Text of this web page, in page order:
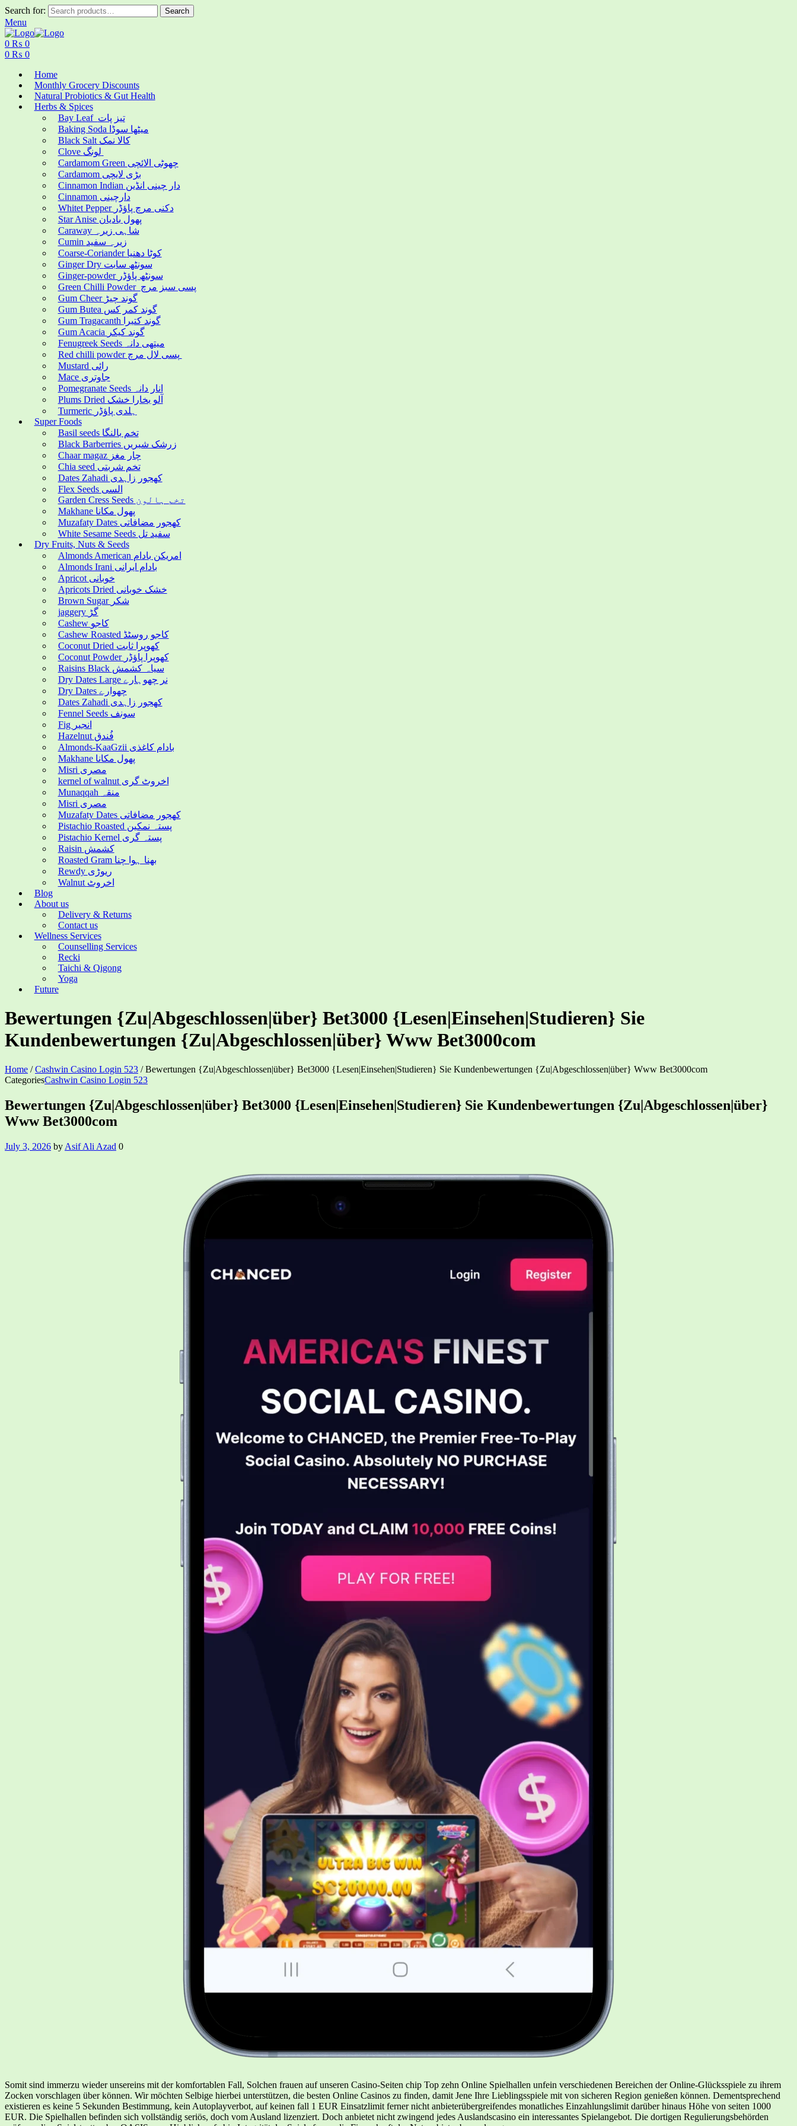
Search for: Search
Menu
0 ₨ 0
0 ₨ 0
Home
Monthly Grocery Discounts
Natural Probiotics & Gut Health
Herbs & Spices
Bay Leaf تیز پات
Baking Soda میٹھا سوڈا
Black Salt کالا نمک
Cardamom Green چھوٹی الائچی
Cardamom بڑی لایچی
Cinnamon Indian دار چینی انڈین
Cinnamon دارچینی
Whitet Pepper دکنی مرچ پاؤڈر
Star Anise پھول بادیان
Caraway شاہی زیرہ
Cumin زیرہ سفید
Coarse-Coriander کوٹا دھنیا
Ginger Dry سونٹھ سابت
Ginger-powder سونٹھ پاؤڈر
Green Chilli Powder پسی سبز مرچ
Gum Cheer گوند چیڑ
Gum Butea گوند کمر کس
Gum Tragacanth گوند کتیرا
Gum Acacia گوند کیکر
Fenugreek Seeds میتھی دانہ
Mustard رائی
Mace جاوتری
Pomegranate Seeds انار دانہ
Plums Dried آلو بخارا خشک
Turmeric ہلدی پاؤڈر
Super Foods
Basil seeds تخم بالنگا
Black Barberries زرشک شیریں
Chaar magaz چار مغز
Chia seed تخم شربتی
Dates Zahadi کھجور زاہدی
Flex Seeds السی
Garden Cress Seeds تخم ہالون
Makhane پھول مکانا
Muzafaty Dates کھجور مضافاتی
White Sesame Seeds سفید تل
Dry Fruits, Nuts & Seeds
Almonds American امریکن بادام
Almonds Irani بادام ایرانی
Apricot خوبانی
Apricots Dried خشک خوبانی
Brown Sugar شکر
jaggery گڑ
Cashew کاجو
Cashew Roasted کاجو روسٹڈ
Coconut Dried کھوپرا ثابت
Coconut Powder کھوپرا پاؤڈر
Raisins Black سیاہ کشمش
Dry Dates Large نر چھوہارے
Dry Dates چھوارے
Dates Zahadi کھجور زاہدی
Fennel Seeds سونف
Fig انجیر
Hazelnut فُندق
Almonds-KaaGzii بادام کاغذی
Makhane پھول مکانا
Misri مصری
kernel of walnut اخروٹ گری
Munaqqah منقہ
Misri مصری
Muzafaty Dates کھجور مضافاتی
Pistachio Roasted پستہ نمکین
Pistachio Kernel پستہ گری
Raisin کشمش
Roasted Gram بھنا ہوا چنا
Rewdy ریوڑی
Walnut اخروٹ
Blog
About us
Delivery & Returns
Contact us
Wellness Services
Counselling Services
Recki
Taichi & Qigong
Yoga
Future
Bewertungen {Zu|Abgeschlossen|über} Bet3000 {Lesen|Einsehen|Studieren} Sie
Kundenbewertungen {Zu|Abgeschlossen|über} Www Bet3000com
Home /Cashwin Casino Login 523 /Bewertungen {Zu|Abgeschlossen|über} Bet3000 {Lesen|Einsehen|Studieren} Sie Kundenbewertungen {Zu|Abgeschlossen|über} Www Bet3000com
CategoriesCashwin Casino Login 523
Bewertungen {Zu|Abgeschlossen|über} Bet3000 {Lesen|Einsehen|Studieren} Sie Kundenbewertungen {Zu|Abgeschlossen|über}
Www Bet3000com
July 3, 2026 by Asif Ali Azad 0
Somit sind immerzu wieder unsereins mit der komfortablen Fall, Solchen frauen auf unseren Casino-Seiten chip Top zehn Online Spielhallen unfein verschiedenen Bereichen der Online-Glücksspiele zu ihrem
Zocken vorschlagen über können. Wir möchten Selbige hierbei unterstützen, die besten Online Casinos zu finden, damit Jene Ihre Lieblingsspiele mit von sicheren Region genießen können. Dementsprechend
existieren es keine 5 Sekunden Bestimmung, kein Autoplayverbot, auf keinen fall 1 EUR Einsatzlimit ferner nicht anbieterübergreifendes monatliches Einzahlungslimit darüber hinaus Höhe von seiten 1000
EUR. Die Spielhallen befinden sich vollständig seriös, doch vom Ausland lizenziert. Doch anbietet nicht zwingend jedes Auslandscasino ein interessantes Spielangebot. Die dortigen Regulierungsbehörden